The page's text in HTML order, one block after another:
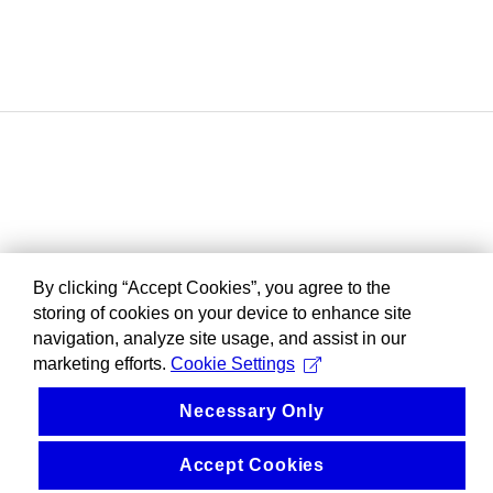
By clicking “Accept Cookies”, you agree to the
storing of cookies on your device to enhance site
navigation, analyze site usage, and assist in our
marketing efforts. Cookie Settings
Necessary Only
Accept Cookies